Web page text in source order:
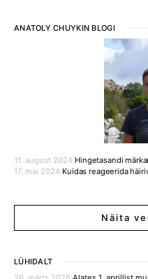
ANATOLY CHUYKIN BLOGI
Hingetasandi
11. august 2024
Kuidas reageerida
17. mai 2024
Näita
LÜHIDALT